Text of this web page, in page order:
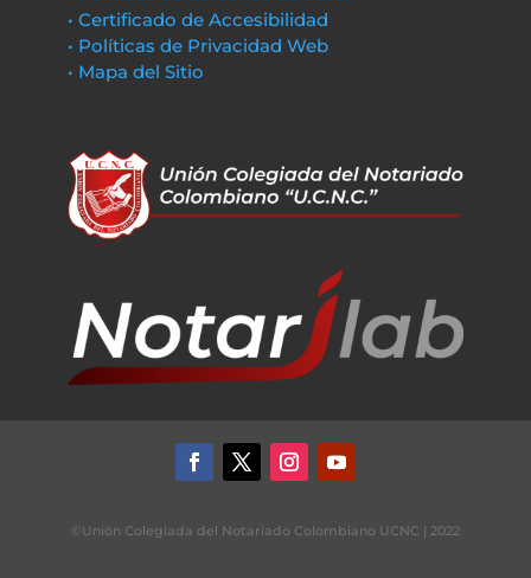
• Certificado de Accesibilidad
• Políticas de Privacidad Web
• Mapa del Sitio
©Unión Colegiada del Notariado Colombiano UCNC | 2022